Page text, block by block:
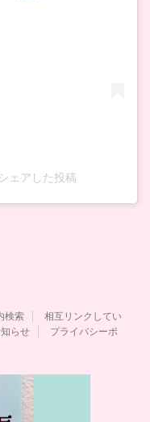
ェアした投稿
検索
相互リンクしてい
らせ
プライバシーポ